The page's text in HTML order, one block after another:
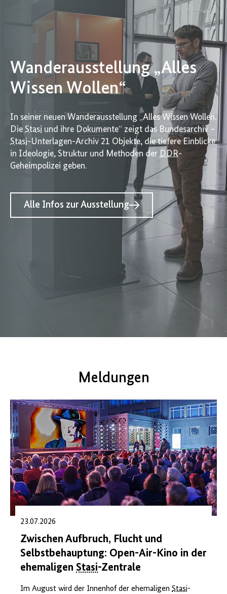
Wanderausstellung „Alles
Wissen Wollen“
In seiner neuen Wanderausstellung „Alles Wissen Wollen.
Die Stasi und ihre Dokumente“ zeigt das Bundesarchiv –
Stasi-Unterlagen-Archiv 21 Objekte, die tiefere Einblicke
in Ideologie, Struktur und Methoden der DDR-
Geheimpolizei geben.
Alle Infos zur Ausstellung
Meldungen
23.07.2026
Zwischen Aufbruch, Flucht und
Selbstbehauptung: Open-Air-Kino in der
ehemaligen Stasi-Zentrale
Im August wird der Innenhof der ehemaligen Stasi-